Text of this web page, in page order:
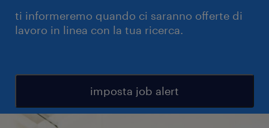
ti informeremo quando ci saranno offerte di
lavoro in linea con la tua ricerca.
imposta job alert